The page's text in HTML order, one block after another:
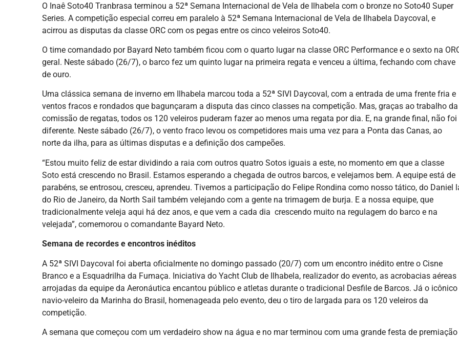
O Inaê Soto40 Tranbrasa terminou a 52ª Semana Internacional de Vela de Ilhabela com o bronze no Soto40 Super
Series. A competição especial correu em paralelo à 52ª Semana Internacional de Vela de Ilhabela Daycoval, e
acirrou as disputas da classe ORC com os pegas entre os cinco veleiros Soto40.
O time comandado por Bayard Neto também ficou com o quarto lugar na classe ORC Performance e o sexto na
geral. Neste sábado (26/7), o barco fez um quinto lugar na primeira regata e venceu a última, fechando com chave
de ouro.
Uma clássica semana de inverno em Ilhabela marcou toda a 52ª SIVI Daycoval, com a entrada de uma frente fria e
ventos fracos e rondados que bagunçaram a disputa das cinco classes na competição. Mas, graças ao trabalho da
comissão de regatas, todos os 120 veleiros puderam fazer ao menos uma regata por dia. E, na grande final, não foi
diferente. Neste sábado (26/7), o vento fraco levou os competidores mais uma vez para a Ponta das Canas, ao
norte da ilha, para as últimas disputas e a definição dos campeões.
“Estou muito feliz de estar dividindo a raia com outros quatro Sotos iguais a este, no momento em que a classe
Soto está crescendo no Brasil. Estamos esperando a chegada de outros barcos, e velejamos bem. A equipe está de
parabéns, se entrosou, cresceu, aprendeu. Tivemos a participação do Felipe Rondina como nosso tático, do Daniel
do Rio de Janeiro, da North Sail também velejando com a gente na trimagem de burja. E a nossa equipe, que
tradicionalmente veleja aqui há dez anos, e que vem a cada dia crescendo muito na regulagem do barco e na
velejada”, comemorou o comandante Bayard Neto.
Semana de recordes e encontros inéditos
A 52ª SIVI Daycoval foi aberta oficialmente no domingo passado (20/7) com um encontro inédito entre o Cisne
Branco e a Esquadrilha da Fumaça. Iniciativa do Yacht Club de Ilhabela, realizador do evento, as acrobacias aéreas
arrojadas da equipe da Aeronáutica encantou público e atletas durante o tradicional Desfile de Barcos. Já o icônico
navio-veleiro da Marinha do Brasil, homenageada pelo evento, deu o tiro de largada para os 120 veleiros da
competição.
A semana que começou com um verdadeiro show na água e no mar terminou com uma grande festa de premiação